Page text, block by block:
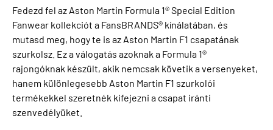
Fedezd fel az Aston Martin Formula 1® Special Edition
Fanwear kollekciót a FansBRANDS® kínálatában, és
mutasd meg, hogy te is az Aston Martin F1 csapatának
szurkolsz. Ez a válogatás azoknak a Formula 1®
rajongóknak készült, akik nemcsak követik a versenyeket,
hanem különlegesebb Aston Martin F1 szurkolói
termékekkel szeretnék kifejezni a csapat iránti
szenvedélyüket.